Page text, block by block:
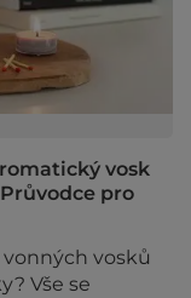
vosk
pro
vosků
Vše se